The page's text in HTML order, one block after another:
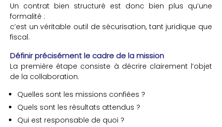
Un contrat bien structuré est donc bien plus qu’une
formalité :
c’est un véritable outil de sécurisation, tant juridique que
fiscal.
Définir précisément le cadre de la mission
La première étape consiste à décrire clairement l’objet
de la collaboration.
Quelles sont les missions confiées ?
Quels sont les résultats attendus ?
Qui est responsable de quoi ?